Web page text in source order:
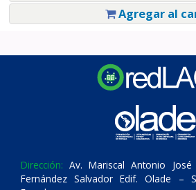
Agregar al
Dirección: Av. Mariscal Antonio
Fernández Salvador Edif. Olade –